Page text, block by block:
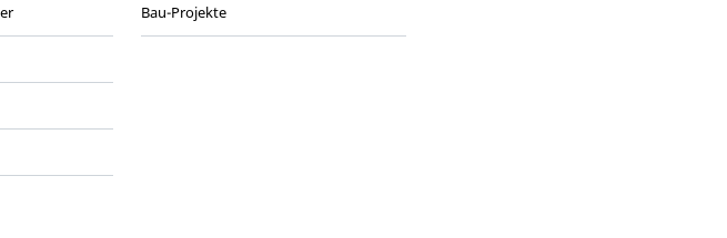
Bau-Projekte